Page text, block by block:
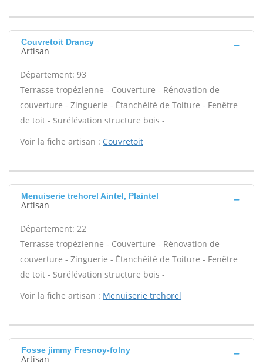
Couvretoit Drancy
Artisan
Département: 93
Terrasse tropézienne - Couverture - Rénovation de
couverture - Zinguerie - Étanchéité de Toiture - Fenêtre
de toit - Surélévation structure bois -
Voir la fiche artisan : Couvretoit
Menuiserie trehorel Aintel, Plaintel
Artisan
Département: 22
Terrasse tropézienne - Couverture - Rénovation de
couverture - Zinguerie - Étanchéité de Toiture - Fenêtre
de toit - Surélévation structure bois -
Voir la fiche artisan : Menuiserie trehorel
Fosse jimmy Fresnoy-folny
Artisan